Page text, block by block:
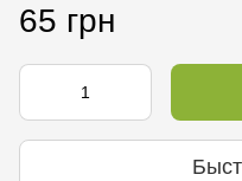
65 грн